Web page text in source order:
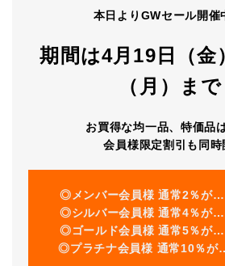
本日よりGWセール開催
期間は4月19日（金
（月）まで
お買得な均一品、特価品
会員様限定割引も同時
◎メンバー会員様 通常2％が
◎シルバー会員様 通常4％が
◎ゴールド会員様 通常5％が
◎プラチナ会員様 通常10％